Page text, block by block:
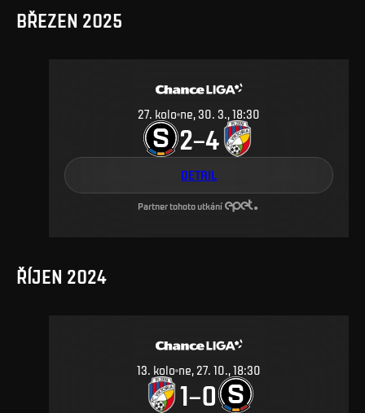
BŘEZEN 2025
27. kolo ne, 30. 3., 18:30
2–4
DETAIL
Partner tohoto utkání
ŘÍJEN 2024
13. kolo ne, 27. 10., 18:30
1–0